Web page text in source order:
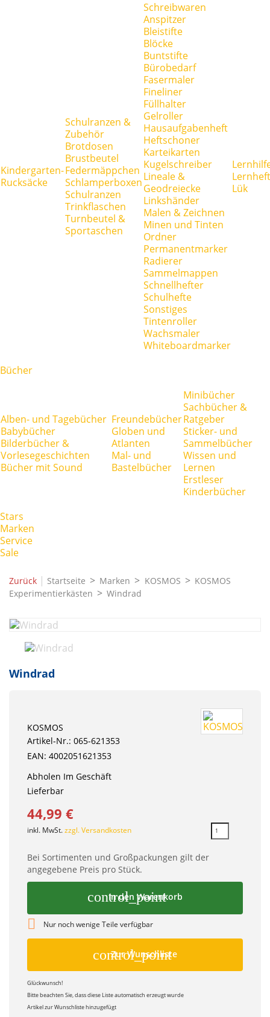
Kindergarten-
Rucksäcke
Schulranzen &
Zubehör
Brotdosen
Brustbeutel
Federmäppchen
Schlamperboxen
Schulranzen
Trinkflaschen
Turnbeutel &
Sportaschen
Schreibwaren
Anspitzer
Bleistifte
Blöcke
Buntstifte
Bürobedarf
Fasermaler
Fineliner
Füllhalter
Gelroller
Hausaufgabenheft
Heftschoner
Karteikarten
Kugelschreiber
Lineale &
Geodreiecke
Linkshänder
Malen & Zeichnen
Minen und Tinten
Ordner
Permanentmarker
Radierer
Sammelmappen
Schnellhefter
Schulhefte
Sonstiges
Tintenroller
Wachsmaler
Whiteboardmarker
Lük
Bücher
Alben- und Tagebücher
Babybücher
Bilderbücher &
Vorlesegeschichten
Bücher mit Sound
Freundebücher
Globen und
Atlanten
Mal- und
Bastelbücher
Minibücher
Sachbücher &
Ratgeber
Sticker- und
Sammelbücher
Wissen und
Lernen
Erstleser
Kinderbücher
Stars
Marken
Service
Sale
Zurück | Startseite Marken KOSMOS
KOSMOS
Experimentierkästen
Windrad
Windrad
KOSMOS
Artikel-Nr.: 065-621353
EAN: 4002051621353
Abholen Im Geschäft
Lieferbar
44,99 €
inkl. MwSt.zzgl. Versandkosten
Bei Sortimenten und Großpackungen gilt der
angegebene Preis pro Stück.
control_point
In den Warenkorb
 Nur noch wenige Teile verfügbar
control_point
Zur Wunschliste
Glückwunsch!
Bitte beachten Sie, dass diese Liste automatisch erzeugt wurde
Artikel zur Wunschliste hinzugefügt